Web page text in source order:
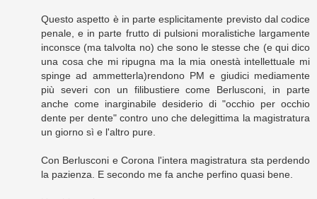
Questo aspetto è in parte esplicitamente previsto dal codice
penale, e in parte frutto di pulsioni moralistiche largamente
inconsce (ma talvolta no) che sono le stesse che (e qui dico
una cosa che mi ripugna ma la mia onestà intellettuale mi
spinge ad ammetterla)rendono PM e giudici mediamente
più severi con un filibustiere come Berlusconi, in parte
anche come inarginabile desiderio di "occhio per occhio
dente per dente" contro uno che delegittima la magistratura
un giorno sì e l'altro pure.
Con Berlusconi e Corona l'intera magistratura sta perdendo
la pazienza. E secondo me fa anche perfino quasi bene.